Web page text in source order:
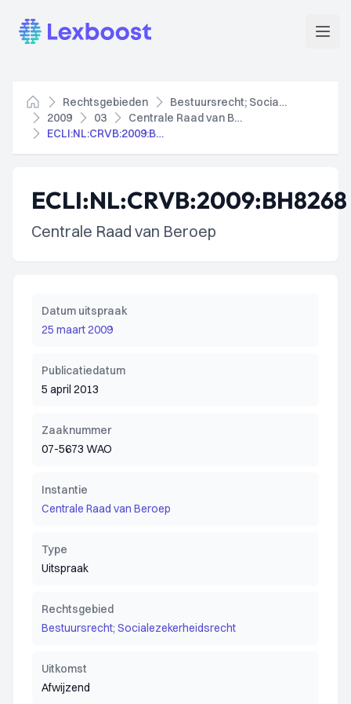
Lexboost
Home
Rechtsgebieden
Bestuursrecht; Socialezekerheidsrecht
2009
03
Centrale Raad van Beroep
ECLI:NL:CRVB:2009:BH8268
ECLI:NL:CRVB:2009:BH8268
Centrale Raad van Beroep
Datum uitspraak
25 maart 2009
Publicatiedatum
5 april 2013
Zaaknummer
07-5673 WAO
Instantie
Centrale Raad van Beroep
Type
Uitspraak
Rechtsgebied
Bestuursrecht; Socialezekerheidsrecht
Uitkomst
Afwijzend